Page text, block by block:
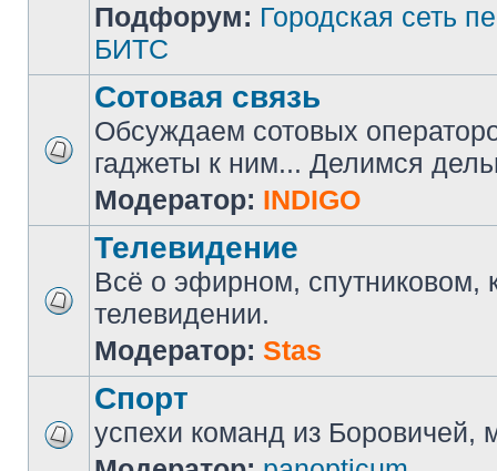
Подфорум: Городская сеть
БИТС
Сотовая связь
Обсуждаем сотовых
гаджеты к ним... Делимся
Модератор: INDIGO
Телевидение
Всё о эфирном, спутниковом,
телевидении.
Модератор: Stas
Спорт
успехи команд из Боровичей,